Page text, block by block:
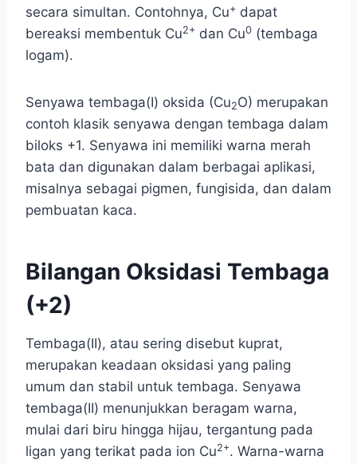
secara simultan. Contohnya, Cu+ dapat
bereaksi membentuk Cu2+ dan Cu0 (tembaga
logam).
Senyawa tembaga(I) oksida (Cu2O) merupakan
contoh klasik senyawa dengan tembaga dalam
biloks +1. Senyawa ini memiliki warna merah
bata dan digunakan dalam berbagai aplikasi,
misalnya sebagai pigmen, fungisida, dan dalam
pembuatan kaca.
Bilangan Oksidasi Tembaga
(+2)
Tembaga(II), atau sering disebut kuprat,
merupakan keadaan oksidasi yang paling
umum dan stabil untuk tembaga. Senyawa
tembaga(II) menunjukkan beragam warna,
mulai dari biru hingga hijau, tergantung pada
ligan yang terikat pada ion Cu2+. Warna-warna